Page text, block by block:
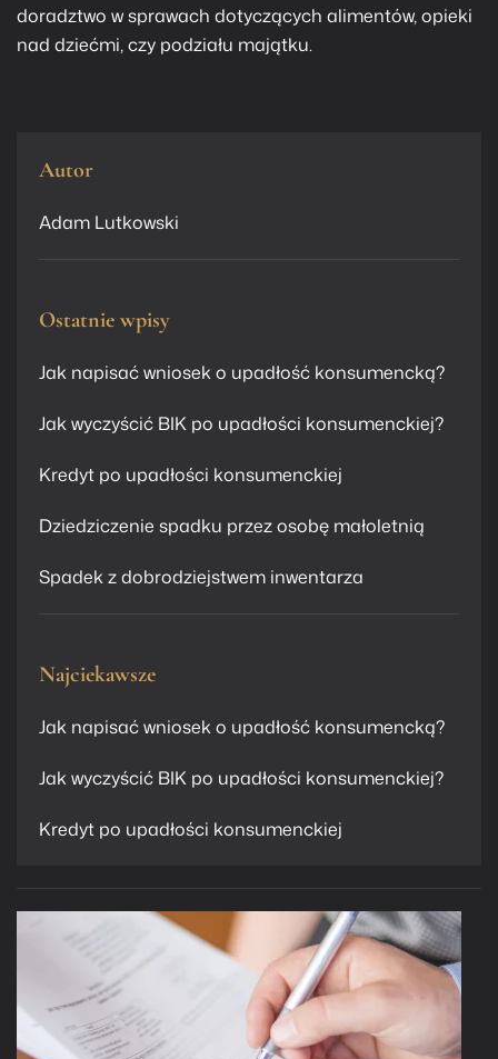
doradztwo w sprawach dotyczących alimentów, opieki
nad dziećmi, czy podziału majątku.
Autor
Adam Lutkowski
Ostatnie wpisy
Jak napisać wniosek o upadłość konsumencką?
Jak wyczyścić BIK po upadłości konsumenckiej?
Kredyt po upadłości konsumenckiej
Dziedziczenie spadku przez osobę małoletnią
Spadek z dobrodziejstwem inwentarza
Najciekawsze
Jak napisać wniosek o upadłość konsumencką?
Jak wyczyścić BIK po upadłości konsumenckiej?
Kredyt po upadłości konsumenckiej